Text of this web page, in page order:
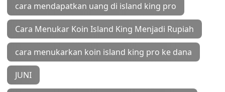
cara mendapatkan uang di island king pro
Cara Menukar Koin Island King Menjadi Rupiah
cara menukarkan koin island king pro ke dana
JUNI